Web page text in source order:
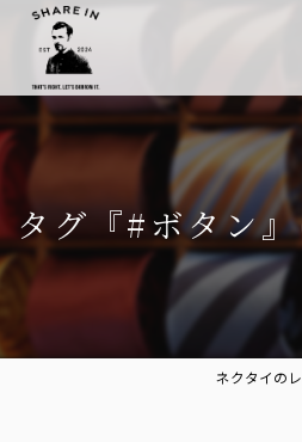
タグ『#ボタン
ネクタイの